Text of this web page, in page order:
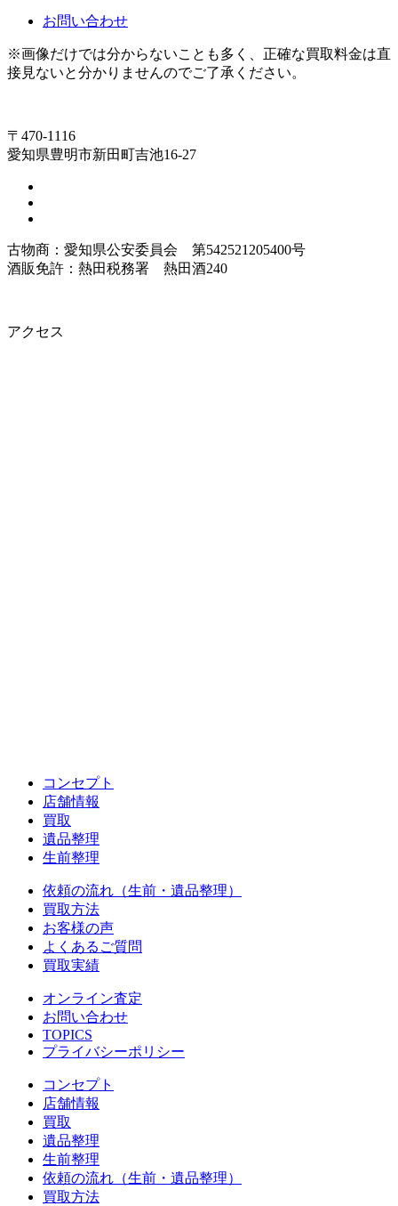
お問い合わせ
※画像だけでは分からないことも多く、正確な買取料金は直
接見ないと分かりませんのでご了承ください。
〒470-1116
愛知県豊明市新田町吉池16-27
古物商：愛知県公安委員会 第542521205400号
酒販免許：熱田税務署 熱田酒240
アクセス
コンセプト
店舗情報
買取
遺品整理
生前整理
依頼の流れ（生前・遺品整理）
買取方法
お客様の声
よくあるご質問
買取実績
オンライン査定
お問い合わせ
TOPICS
プライバシーポリシー
コンセプト
店舗情報
買取
遺品整理
生前整理
依頼の流れ（生前・遺品整理）
買取方法